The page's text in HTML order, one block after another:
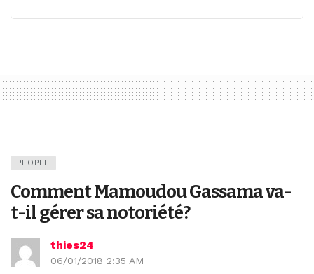
PEOPLE
Comment Mamoudou Gassama va-
t-il gérer sa notoriété?
thies24
06/01/2018 2:35 AM